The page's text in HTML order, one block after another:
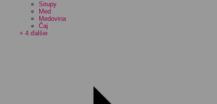
Sirupy
Med
Medovina
Čaj
+ 4 ďalšie